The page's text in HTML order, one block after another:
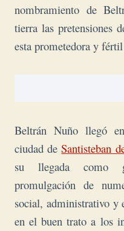
nombramiento de
tierra las pretensiones
esta prometedora y
Beltrán Nuño llegó
ciudad deSantisteban
su llegada como
promulgación de
social, administrativo y
en el buen trato a los